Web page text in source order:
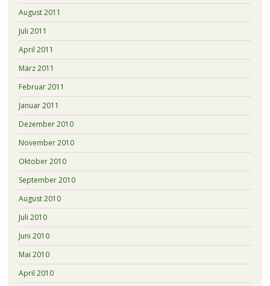
August 2011
Juli 2011
April 2011
März 2011
Februar 2011
Januar 2011
Dezember 2010
November 2010
Oktober 2010
September 2010
August 2010
Juli 2010
Juni 2010
Mai 2010
April 2010